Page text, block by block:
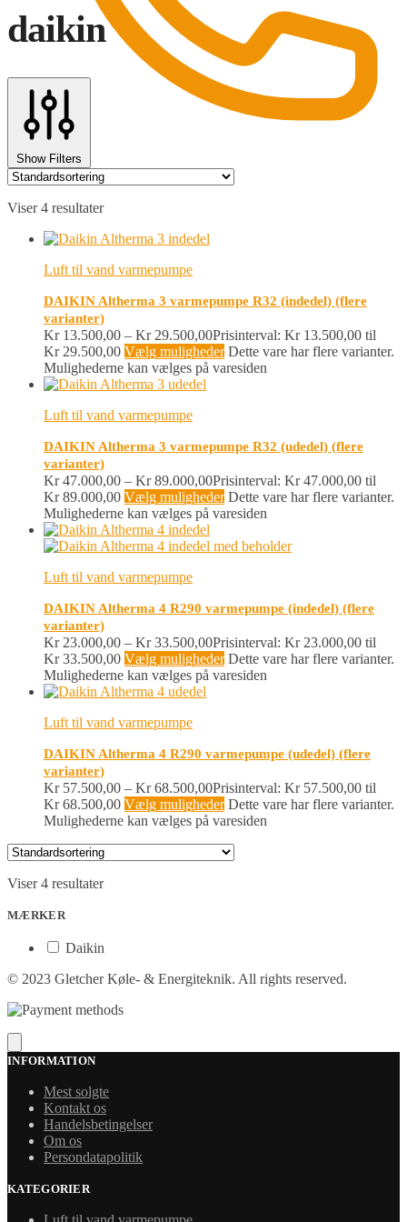
0
daikin
Show Filters
Viser 4 resultater
Luft til vand varmepumpe
DAIKIN Altherma 3 varmepumpe R32 (indedel) (flere
varianter)
Kr13.500,00 – Kr29.500,00Prisinterval: Kr 13.500,00 til
Kr 29.500,00 Vælg muligheder Dette vare har flere varianter.
Mulighederne kan vælges på varesiden
Luft til vand varmepumpe
DAIKIN Altherma 3 varmepumpe R32 (udedel) (flere
varianter)
Kr47.000,00 – Kr89.000,00Prisinterval: Kr 47.000,00 til
Kr 89.000,00 Vælg muligheder Dette vare har flere varianter.
Mulighederne kan vælges på varesiden
Luft til vand varmepumpe
DAIKIN Altherma 4 R290 varmepumpe (indedel) (flere
varianter)
Kr23.000,00 – Kr33.500,00Prisinterval: Kr 23.000,00 til
Kr 33.500,00 Vælg muligheder Dette vare har flere varianter.
Mulighederne kan vælges på varesiden
Luft til vand varmepumpe
DAIKIN Altherma 4 R290 varmepumpe (udedel) (flere
varianter)
Kr57.500,00 – Kr68.500,00Prisinterval: Kr 57.500,00 til
Kr 68.500,00 Vælg muligheder Dette vare har flere varianter.
Mulighederne kan vælges på varesiden
Viser 4 resultater
MÆRKER
Daikin
© 2023 Gletcher Køle- & Energiteknik. All rights reserved.
INFORMATION
Mest solgte
Kontakt os
Handelsbetingelser
Om os
Persondatapolitik
KATEGORIER